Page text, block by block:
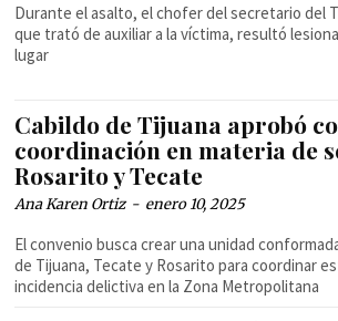
Durante el asalto, el chofer del secretario del
que trató de auxiliar a la víctima, resultó
lugar
Cabildo de Tijuana aprobó
coordinación en materia de
Rosarito y Tecate
Ana Karen Ortiz - enero 10, 2025
El convenio busca crear una unidad
de Tijuana, Tecate y Rosarito para coordinar
incidencia delictiva en la Zona Metropolitana